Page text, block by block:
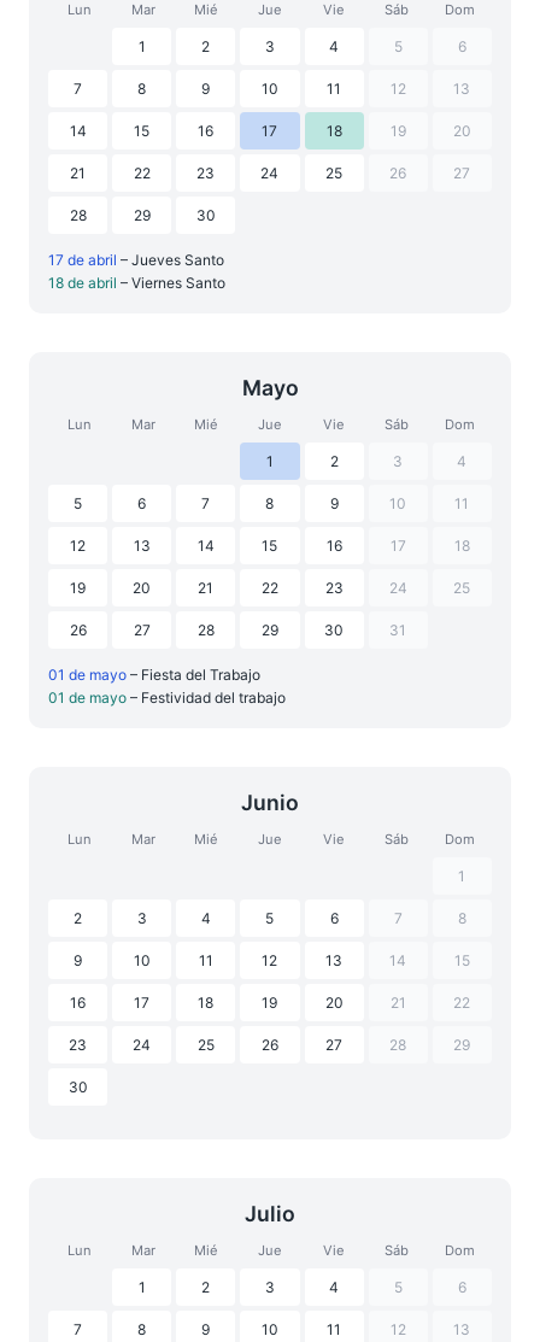
Lun Mar Mié Jue Vie Sáb Dom
1 2 3 4 5 6
7 8 9 10 11 12 13
14 15 16 17 18 19 20
21 22 23 24 25 26 27
28 29 30
17 de abril – Jueves Santo
18 de abril – Viernes Santo
Mayo
Lun Mar Mié Jue Vie Sáb Dom
1 2 3 4
5 6 7 8 9 10 11
12 13 14 15 16 17 18
19 20 21 22 23 24 25
26 27 28 29 30 31
01 de mayo – Fiesta del Trabajo
01 de mayo – Festividad del trabajo
Junio
Lun Mar Mié Jue Vie Sáb Dom
1
2 3 4 5 6 7 8
9 10 11 12 13 14 15
16 17 18 19 20 21 22
23 24 25 26 27 28 29
30
Julio
Lun Mar Mié Jue Vie Sáb Dom
1 2 3 4 5 6
7 8 9 10 11 12 13